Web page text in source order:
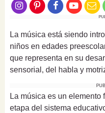
La música está siendo
niños en edades
que representa en su
sensorial, del habla y
La música es un elemento
etapa del sistema